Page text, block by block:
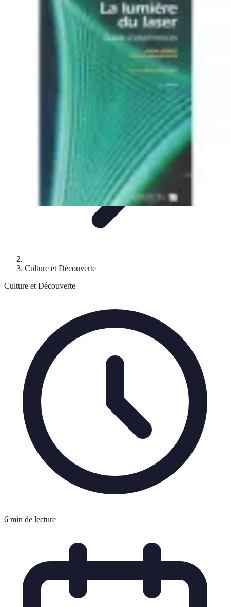
Expériences Voyages
Expériences de VoyageAstuces de
Activités de Voyage
Expériences Voyages
Culture et Découverte
Culture et Découverte
6 min de lecture